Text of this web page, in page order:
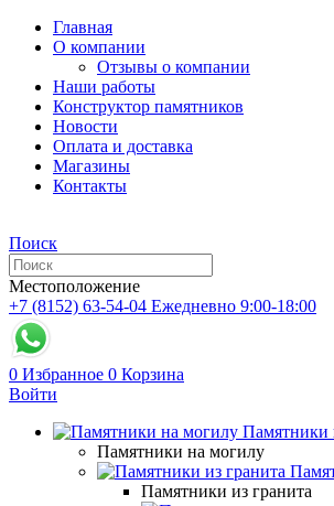
Главная
О компании
Отзывы о компании
Наши работы
Конструктор памятников
Новости
Оплата и доставка
Магазины
Контакты
Поиск
Местоположение
+7 (8152) 63-54-04 Ежедневно 9:00-18:00
0 Избранное 0 Корзина
Войти
Памятники
Памятники на могилу
Памятники из гранита